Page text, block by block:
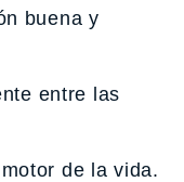
buena y
entre las
de la vida.